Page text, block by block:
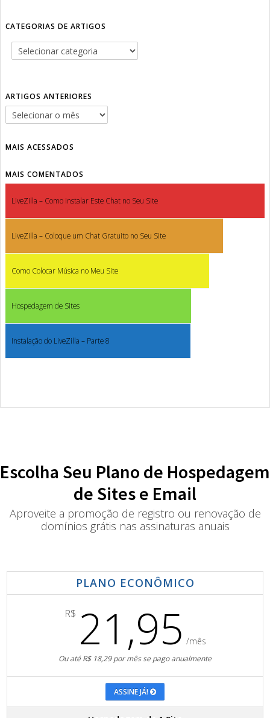
CATEGORIAS DE ARTIGOS
ARTIGOS ANTERIORES
MAIS ACESSADOS
MAIS COMENTADOS
LiveZilla – Como Instalar Este Chat no Seu Site
LiveZilla – Coloque um Chat Gratuito no Seu Site
Como Colocar Música no Meu Site
Hospedagem de Sites
Instalação do LiveZilla – Parte 8
Escolha Seu Plano de Hospedagem
de Sites e Email
Aproveite a promoção de registro ou renovação de
domínios grátis nas assinaturas anuais
PLANO ECONÔMICO
R$ 21,95 /mês
Ou até R$ 18,29 por mês se pago anualmente
ASSINE JÁ!